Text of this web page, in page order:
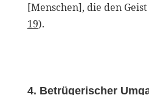
[Menschen], die den
19).
4. Betrügerischer